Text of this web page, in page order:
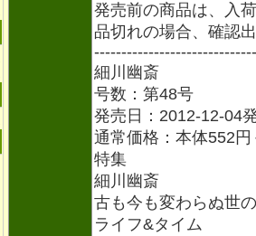
発売前の商品は、入
品切れの場合、確認
細川幽斎
号数：第48号
発売日：2012-12-04
通常価格：本体552円
特集
細川幽斎
古も今も変わらぬ世
ライフ&タイム